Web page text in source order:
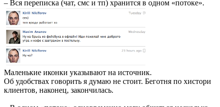
– Вся переписка (чат, смс и тп) хранится в одном «потоке».
Маленькие иконки указывают на источник.
Об удобствах говорить я думаю не стоит. Беготня по хистори
клиентов, наконец, закончилась.